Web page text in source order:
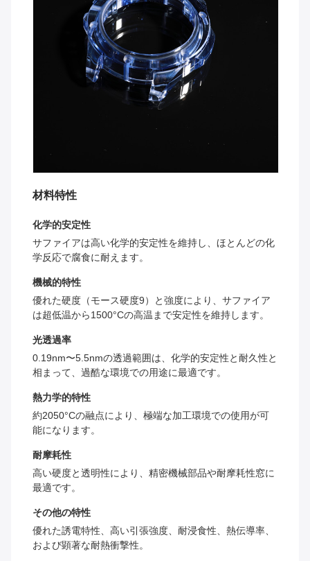
材料特性
化学的安定性
サファイアは高い化学的安定性を維持し、ほとんどの化
学反応で腐食に耐えます。
機械的特性
優れた硬度（モース硬度9）と強度により、サファイア
は超低温から1500°Cの高温まで安定性を維持します。
光透過率
0.19nm〜5.5nmの透過範囲は、化学的安定性と耐久性と
相まって、過酷な環境での用途に最適です。
熱力学的特性
約2050°Cの融点により、極端な加工環境での使用が可
能になります。
耐摩耗性
高い硬度と透明性により、精密機械部品や耐摩耗性窓に
最適です。
その他の特性
優れた誘電特性、高い引張強度、耐浸食性、熱伝導率、
および顕著な耐熱衝撃性。